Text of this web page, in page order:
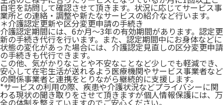
自宅を訪問して確認させて頂きます。状況に応じてサービス事
業所との連絡・調整や新たなサービスの紹介など行います。
＊介護認定更新や区分変更申請の手続き
介護認定期間には、6か月～3年の有効期間があります。認定更
新の手続き代行を行います。また、認定期間中にお身体などに
状態の変化があった場合には、介護認定見直しの区分変更申請
の手続きも代行できます。
この他、気がかりなことや不安なことなど少しでも軽減でき、
安心して在宅生活が送れるよう医療機関やサービス事業者など
の関係事業者と連携をとりながら継続的に支援します。
*サービスの利用の際、疾患や介護状況などプライバシーに関
わる現状の聞き取りをさせて頂きますが個人情報保護には、万
全の体制を整えていますのでご安心ください。